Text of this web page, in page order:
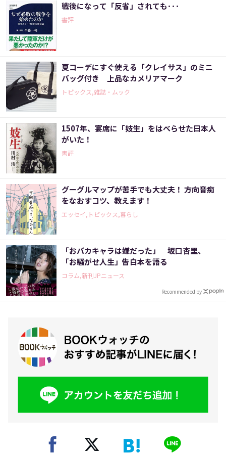
戦後になって「反省」されても･･･
書評
夏コーデにすぐ使える「クレイサス」のミニ
バッグ付き 上品なカメリアマーク
トピックス,雑誌・ムック
1507年、宴席に「妓生」をはべらせた日本人
がいた！
書評
グーグルマップが苦手でも大丈夫！ 方向音痴
をなおすコツ、教えます！
エッセイ,トピックス,暮らし
「おバカキャラは嫌だった」 坂口杏里、
「お騒がせ人生」告白本を語る
コラム,新刊JPニュース
Recommended by